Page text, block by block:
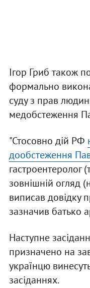
Ігор Гриб також
формально
суду з прав
медобстеження
"Стосовно дій РФ
дообстеження
гастроентеролог
зовнішній огляд
виписав довідку
зазначив батько
Наступне
призначено на
українцю
засіданнях.